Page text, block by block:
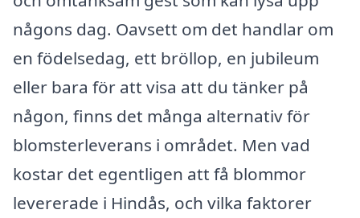
någons dag. Oavsett om det handlar om
en födelsedag, ett bröllop, en jubileum
eller bara för att visa att du tänker på
någon, finns det många alternativ för
blomsterleverans i området. Men vad
kostar det egentligen att få blommor
levererade i Hindås, och vilka faktorer